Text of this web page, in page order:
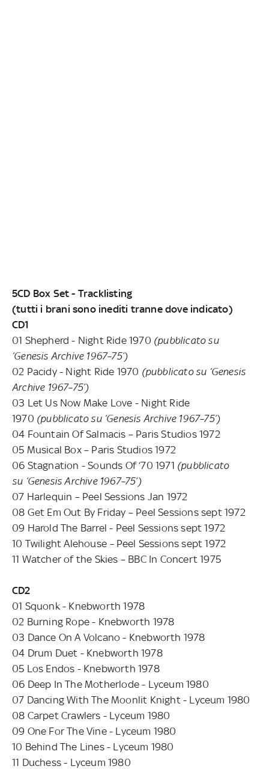
5CD Box Set - Tracklisting
(tutti i brani sono inediti tranne dove indicato)
CD1
01 Shepherd - Night Ride 1970 (pubblicato su
‘Genesis Archive 1967–75’)
02 Pacidy - Night Ride 1970 (pubblicato su ‘Genesis
Archive 1967–75’)
03 Let Us Now Make Love - Night Ride
1970 (pubblicato su ‘Genesis Archive 1967–75’)
04 Fountain Of Salmacis – Paris Studios 1972
05 Musical Box – Paris Studios 1972
06 Stagnation - Sounds Of ‘70 1971 (pubblicato
su ‘Genesis Archive 1967–75’)
07 Harlequin – Peel Sessions Jan 1972
08 Get Em Out By Friday – Peel Sessions sept 1972
09 Harold The Barrel - Peel Sessions sept 1972
10 Twilight Alehouse – Peel Sessions sept 1972
11 Watcher of the Skies – BBC In Concert 1975
CD2
01 Squonk - Knebworth 1978
02 Burning Rope - Knebworth 1978
03 Dance On A Volcano - Knebworth 1978
04 Drum Duet - Knebworth 1978
05 Los Endos - Knebworth 1978
06 Deep In The Motherlode - Lyceum 1980
07 Dancing With The Moonlit Knight - Lyceum 1980
08 Carpet Crawlers - Lyceum 1980
09 One For The Vine - Lyceum 1980
10 Behind The Lines - Lyceum 1980
11 Duchess - Lyceum 1980